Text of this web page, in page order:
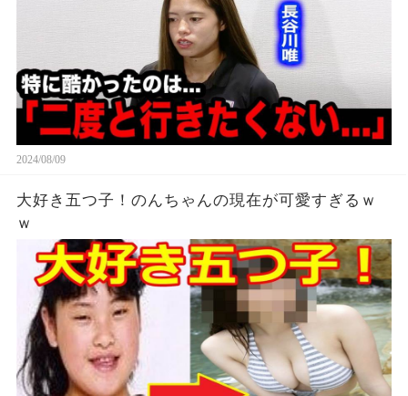
2024/08/09
大好き五つ子！のんちゃんの現在が可愛すぎるｗ
ｗ